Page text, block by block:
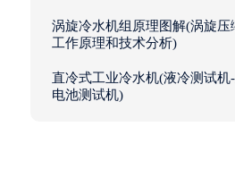
涡旋冷水机组原理图解(涡旋压
工作原理和技术分析)
直冷式工业冷水机(液冷测试机
电池测试机)